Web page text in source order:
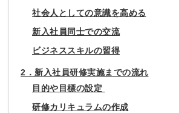
社会人としての意識を高める
新入社員同士での交流
ビジネススキルの習得
2．新入社員研修実施までの流れ
目的や目標の設定
研修カリキュラムの作成